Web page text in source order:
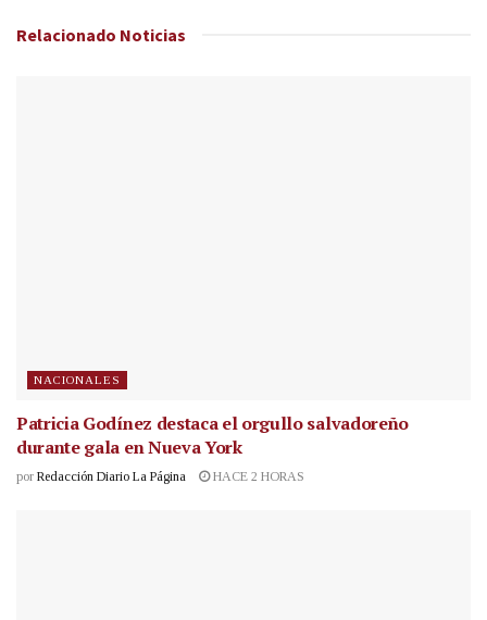
Relacionado Noticias
NACIONALES
Patricia Godínez destaca el orgullo salvadoreño
durante gala en Nueva York
por Redacción Diario La Página HACE 2 HORAS